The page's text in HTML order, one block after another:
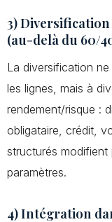
3)
(au-delà du 60/
La diversification
les lignes, mais à
rendement/risque :
obligataire, crédit,
structurés modifient
paramètres.
4) Intégration